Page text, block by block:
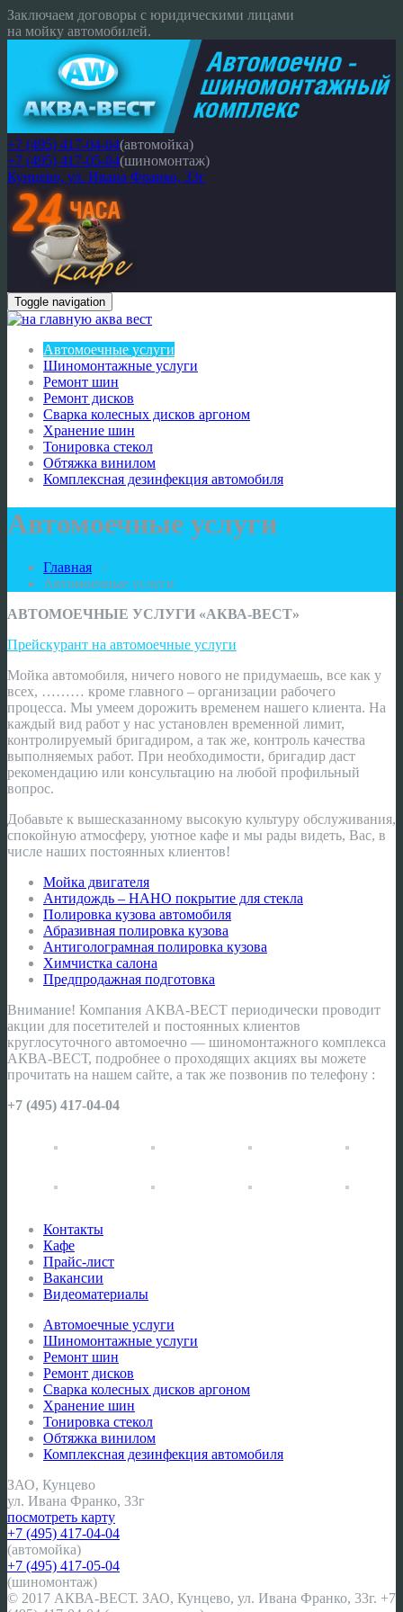
Заключаем договоры с юридическими лицами
на мойку автомобилей.
+7 (495) 417-04-04(автомойка)
+7 (495) 417-05-04(шиномонтаж)
Кунцево, ул. Ивана Франко, 33г
Toggle navigation
Автомоечные услуги
Шиномонтажные услуги
Ремонт шин
Ремонт дисков
Сварка колесных дисков аргоном
Хранение шин
Тонировка стекол
Обтяжка винилом
Комплексная дезинфекция автомобиля
Автомоечные услуги
Главная /
Автомоечные услуги
АВТОМОЕЧНЫЕ УСЛУГИ «АКВА-ВЕСТ»
Прейскурант на автомоечные услуги
Мойка автомобиля, ничего нового не придумаешь, все как у
всех, ……… кроме главного – организации рабочего
процесса. Мы умеем дорожить временем нашего клиента. На
каждый вид работ у нас установлен временной лимит,
контролируемый бригадиром, а так же, контроль качества
выполняемых работ. При необходимости, бригадир даст
рекомендацию или консультацию на любой профильный
вопрос.
Добавьте к вышесказанному высокую культуру обслуживания,
спокойную атмосферу, уютное кафе и мы рады видеть, Вас, в
числе наших постоянных клиентов!
Мойка двигателя
Антидождь – НАНО покрытие для стекла
Полировка кузова автомобиля
Абразивная полировка кузова
Антиголограмная полировка кузова
Химчистка салона
Предпродажная подготовка
Внимание! Компания АКВА-ВЕСТ периодически проводит
акции для посетителей и постоянных клиентов
круглосуточного автомоечно — шиномонтажного комплекса
АКВА-ВЕСТ, подробнее о проходящих акциях вы можете
прочитать на нашем сайте, а так же позвонив по телефону :
+7 (495) 417-04-04
Контакты
Кафе
Прайс-лист
Вакансии
Видеоматериалы
Автомоечные услуги
Шиномонтажные услуги
Ремонт шин
Ремонт дисков
Сварка колесных дисков аргоном
Хранение шин
Тонировка стекол
Обтяжка винилом
Комплексная дезинфекция автомобиля
ЗАО, Кунцево
ул. Ивана Франко, 33г
посмотреть карту
+7 (495) 417-04-04
(автомойка)
+7 (495) 417-05-04
(шиномонтаж)
© 2017 АКВА-ВЕСТ. ЗАО, Кунцево, ул. Ивана Франко, 33г. +7